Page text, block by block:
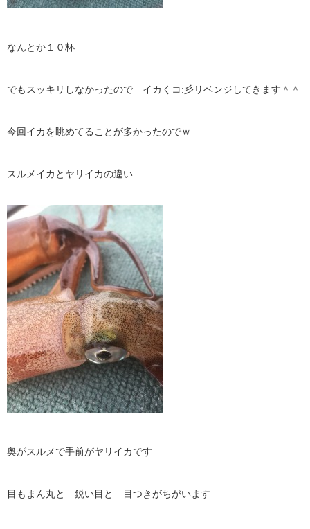
なんとか１０杯
でもスッキリしなかったので イカくコ:彡リベンジしてきます＾＾
今回イカを眺めてることが多かったのでｗ
スルメイカとヤリイカの違い
奥がスルメで手前がヤリイカです
目もまん丸と 鋭い目と 目つきがちがいます